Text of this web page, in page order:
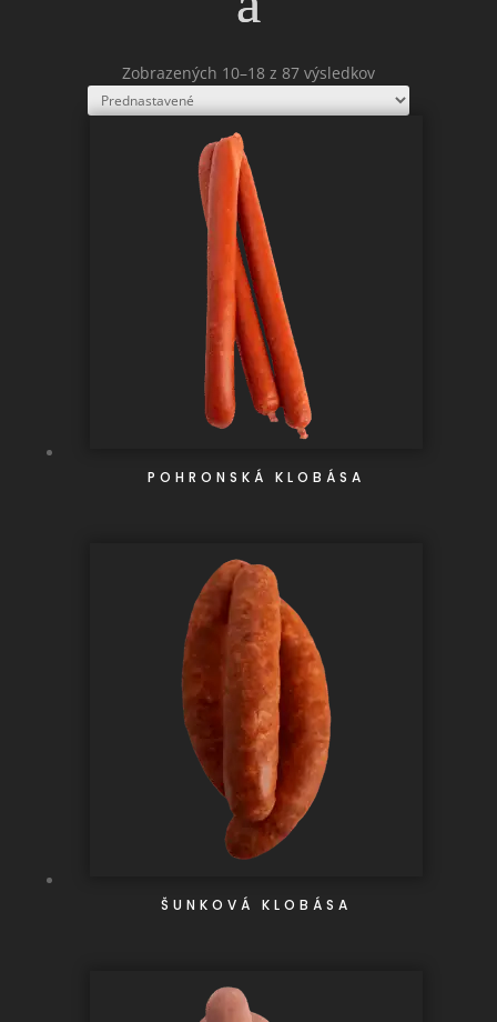
Zobrazených 10–18 z 87 výsledkov
POHRONSKÁ KLOBÁSA
ŠUNKOVÁ KLOBÁSA